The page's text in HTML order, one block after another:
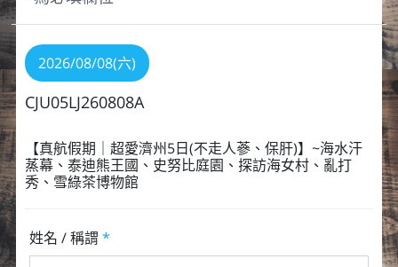
2026/08/08(六)
CJU05LJ260808A
【真航假期｜超愛濟州5⽇(不走人蔘、保肝)】~海水汗
蒸幕、泰迪熊王國、史努比庭園、探訪海女村、亂打
秀、雪綠茶博物館
姓名 / 稱謂 *